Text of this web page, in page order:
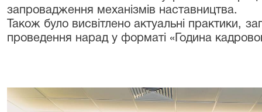
запровадження механізмів наставництва.
Також було висвітлено актуальні практики,
проведення нарад у форматі «Година